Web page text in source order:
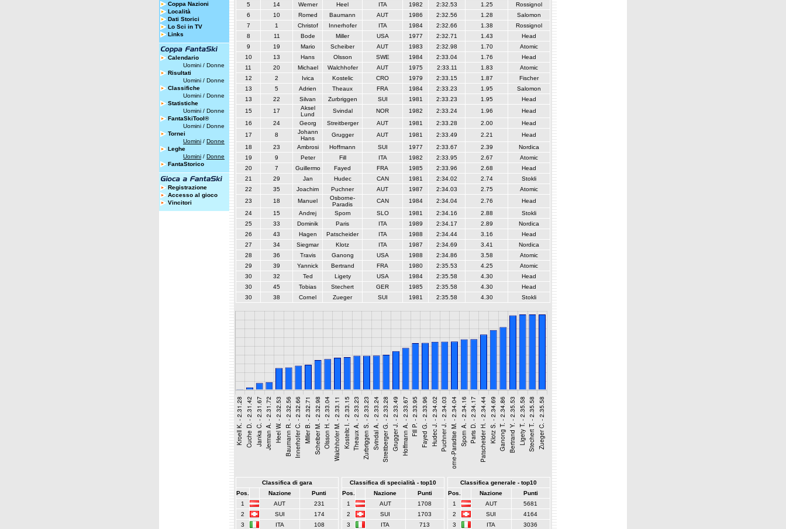
Coppa Nazioni
Località
Dati Storici
Lo Sci in TV
Links
Calendario
Uomini / Donne
Risultati
Uomini / Donne
Classifiche
Uomini / Donne
Statistiche
Uomini / Donne
FantaSkiTool®
Uomini / Donne
Tornei
Uomini / Donne
Leghe
Uomini / Donne
FantaStorico
Registrazione
Accesso al gioco
Vincitori
5
14 Werner Heel ITA 1982 2:32.53 1.25
Rossignol
6
10 Romed Baumann AUT 1986 2:32.56 1.28
Salomon
7
1 Christof Innerhofer ITA 1984 2:32.66 1.38
Rossignol
8
11 Bode Miller USA 1977 2:32.71 1.43
Head
9
19 Mario Scheiber AUT 1983 2:32.98 1.70
Atomic
10
13 Hans Olsson SWE 1984 2:33.04 1.76
Head
11
20 Michael Walchhofer AUT 1975 2:33.11 1.83
Atomic
12
2 Ivica Kostelic CRO 1979 2:33.15 1.87
Fischer
13
5 Adrien Theaux FRA 1984 2:33.23 1.95
Salomon
13
22 Silvan Zurbriggen SUI 1981 2:33.23 1.95
Head
15
17
Aksel
Lund
Svindal NOR 1982 2:33.24 1.96
Head
16
24 Georg Streitberger AUT 1981 2:33.28 2.00
Head
17
8
Johann
Hans
Grugger AUT 1981 2:33.49 2.21
Head
18
23 Ambrosi Hoffmann SUI 1977 2:33.67 2.39
Nordica
19
9 Peter Fill ITA 1982 2:33.95 2.67
Atomic
20
7 Guillermo Fayed FRA 1985 2:33.96 2.68
Head
21
29 Jan Hudec CAN 1981 2:34.02 2.74
Stokli
22
35 Joachim Puchner AUT 1987 2:34.03 2.75
Atomic
23
18 Manuel
Osborne-
Paradis
CAN 1984 2:34.04 2.76
Head
24
15 Andrej Sporn SLO 1981 2:34.16 2.88
Stokli
25
33 Dominik Paris ITA 1989 2:34.17 2.89
Nordica
26
43 Hagen Patscheider ITA 1988 2:34.44 3.16
Head
27
34 Siegmar Klotz ITA 1987 2:34.69 3.41
Nordica
28
36 Travis Ganong USA 1988 2:34.86 3.58
Atomic
29
39 Yannick Bertrand FRA 1980 2:35.53 4.25
Atomic
30
32 Ted Ligety USA 1984 2:35.58 4.30
Head
30
45 Tobias Stechert GER 1985 2:35.58 4.30
Head
30
38 Cornel Zueger SUI 1981 2:35.58 4.30 Stokli
Classifica di gara
Pos.
Nazione
Punti
1
AUT
231
2
SUI
174
3
ITA 108
Classifica di specialità - top10
Pos.
Nazione
Punti
1
AUT
1708
2
SUI
1703
3
ITA 713
Classifica generale - top10
Pos.
Nazione
Punti
1
AUT
5681
2
SUI
4164
3
ITA 3036